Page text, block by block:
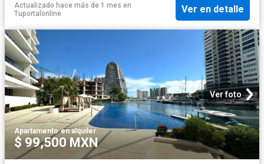
Actualizado hace más de 1 mes en
Tuportalonline
Ver en detalle
Ver foto
Apartamento·en alquiler
$ 99,500 MXN